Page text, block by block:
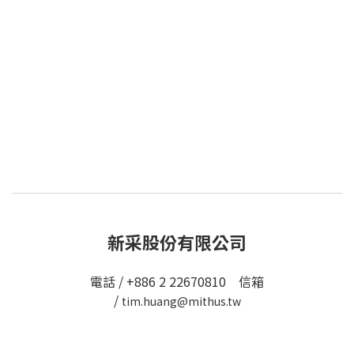
新采股份有限公司
電話 / +886 2 22670810 信箱
/ tim.huang@mithus.tw